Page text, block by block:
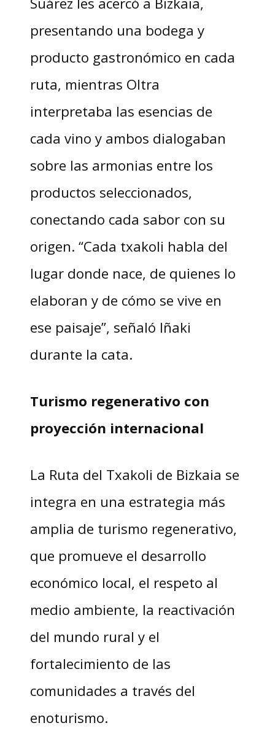
presentando una bodega y
producto gastronómico en cada
ruta, mientras Oltra
interpretaba las esencias de
cada vino y ambos dialogaban
sobre las armonias entre los
productos seleccionados,
conectando cada sabor con su
origen. “Cada txakoli habla del
lugar donde nace, de quienes lo
elaboran y de cómo se vive en
ese paisaje”, señaló Iñaki
durante la cata.
Turismo regenerativo con
proyección internacional
La Ruta del Txakoli de Bizkaia se
integra en una estrategia más
amplia de turismo regenerativo,
que promueve el desarrollo
económico local, el respeto al
medio ambiente, la reactivación
del mundo rural y el
fortalecimiento de las
comunidades a través del
enoturismo.